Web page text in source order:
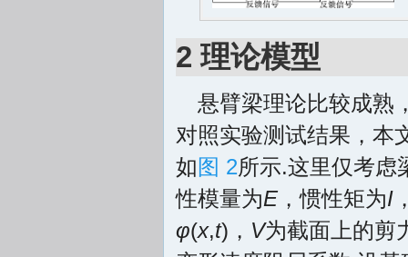
2 理论模型
悬臂梁理论比较成熟
对照实验测试结果，本
如图 2所示.这里仅考虑
性模量为E，惯性矩为I
φ(x,t)， V为截面上的剪